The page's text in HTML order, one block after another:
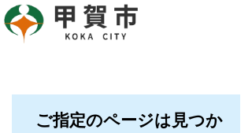
ご指定のページは見つか